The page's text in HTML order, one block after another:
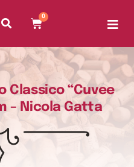
0
Classico “Cuvee
– Nicola Gatta